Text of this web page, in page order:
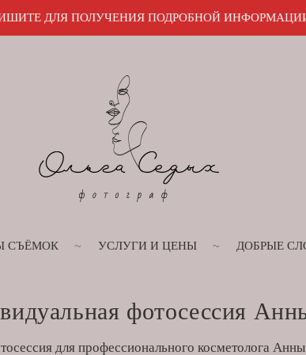
СЪЁМОК УСЛУГИ И ЦЕНЫ ДОБРЫЕ
фотосессия
для профессионального косметолога
ПОДРОБНОЙ ИНФОРМАЦИИ в МАКС или